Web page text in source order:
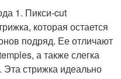
1. Пикси-cut
которая остается
подряд. Ее отличают
а также слегка
стрижка идеально